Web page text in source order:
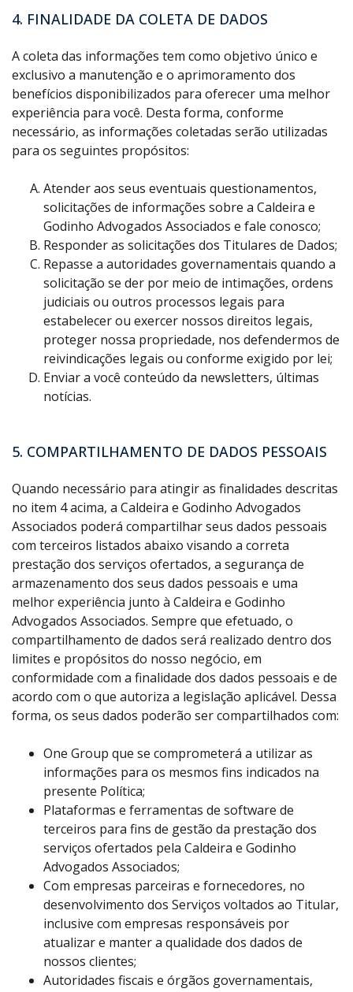
4. FINALIDADE DA COLETA DE DADOS
A coleta das informações tem como objetivo único e
exclusivo a manutenção e o aprimoramento dos
benefícios disponibilizados para oferecer uma melhor
experiência para você. Desta forma, conforme
necessário, as informações coletadas serão utilizadas
para os seguintes propósitos:
Atender aos seus eventuais questionamentos,
solicitações de informações sobre a Caldeira e
Godinho Advogados Associados e fale conosco;
Responder as solicitações dos Titulares de Dados;
Repasse a autoridades governamentais quando a
solicitação se der por meio de intimações, ordens
judiciais ou outros processos legais para
estabelecer ou exercer nossos direitos legais,
proteger nossa propriedade, nos defendermos de
reivindicações legais ou conforme exigido por lei;
Enviar a você conteúdo da newsletters, últimas
notícias.
5. COMPARTILHAMENTO DE DADOS PESSOAIS
Quando necessário para atingir as finalidades descritas
no item 4 acima, a Caldeira e Godinho Advogados
Associados poderá compartilhar seus dados pessoais
com terceiros listados abaixo visando a correta
prestação dos serviços ofertados, a segurança de
armazenamento dos seus dados pessoais e uma
melhor experiência junto à Caldeira e Godinho
Advogados Associados. Sempre que efetuado, o
compartilhamento de dados será realizado dentro dos
limites e propósitos do nosso negócio, em
conformidade com a finalidade dos dados pessoais e de
acordo com o que autoriza a legislação aplicável. Dessa
forma, os seus dados poderão ser compartilhados com:
One Group que se comprometerá a utilizar as
informações para os mesmos fins indicados na
presente Política;
Plataformas e ferramentas de software de
terceiros para fins de gestão da prestação dos
serviços ofertados pela Caldeira e Godinho
Advogados Associados;
Com empresas parceiras e fornecedores, no
desenvolvimento dos Serviços voltados ao Titular,
inclusive com empresas responsáveis por
atualizar e manter a qualidade dos dados de
nossos clientes;
Autoridades fiscais e órgãos governamentais,